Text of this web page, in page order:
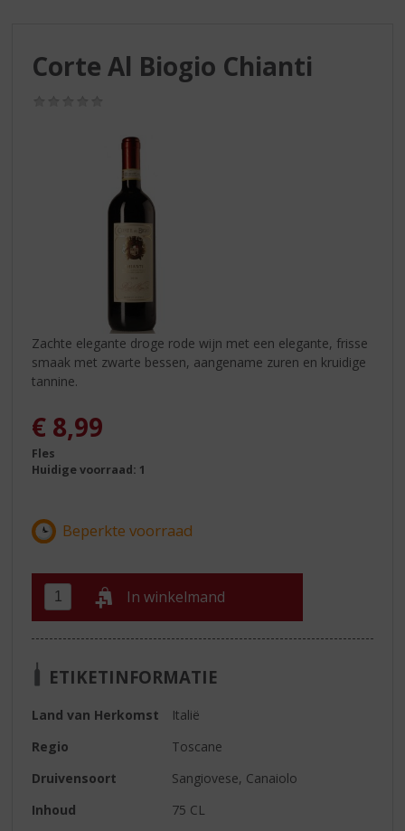
Corte Al Biogio Chianti
Zachte elegante droge rode wijn met een elegante, frisse
smaak met zwarte bessen, aangename zuren en kruidige
tannine.
€ 8,99
Fles
Huidige voorraad: 1
In winkelmand
ETIKETINFORMATIE
Land van Herkomst
Italië
Regio
Toscane
Druivensoort
Sangiovese, Canaiolo
Inhoud
75 CL